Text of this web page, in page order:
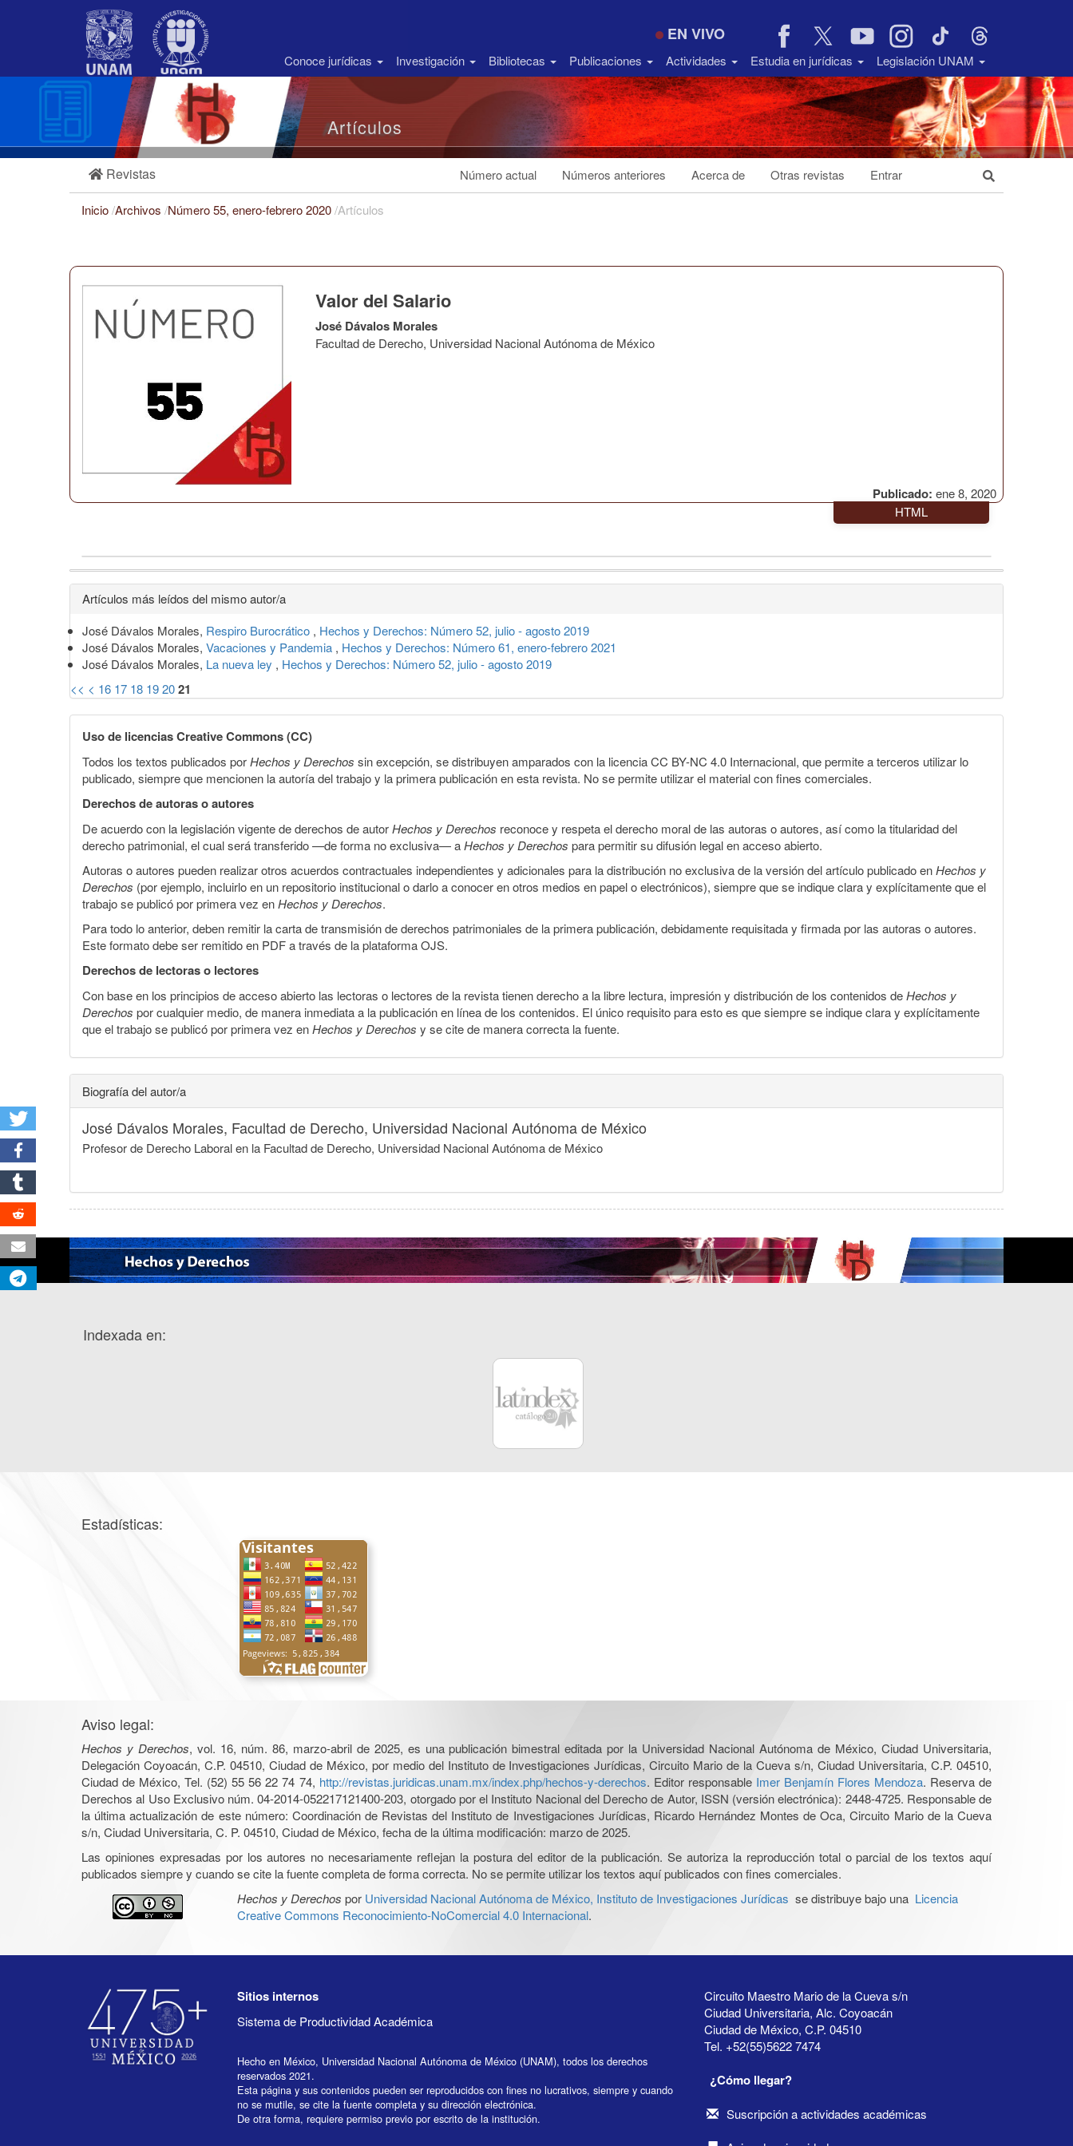
Barra
EN VIVO
Conoce jurídicas Investigación Bibliotecas Publicaciones Actividades Estudia en jurídicas Legislación UNAM
Artículos
Revistas Número actual Números anteriores Acerca de Otras revistas Entrar
Inicio/Archivos /Número 55, enero-febrero 2020/Artículos
Publicado: ene 8, 2020
Valor del Salario
José Dávalos Morales
Facultad de Derecho, Universidad Nacional Autónoma de México
HTML
Detalles
del
artículo
Artículos más leídos del mismo autor/a
José Dávalos Morales, Respiro Burocrático , Hechos y Derechos: Número 52, julio - agosto 2019
José Dávalos Morales, Vacaciones y Pandemia , Hechos y Derechos: Número 61, enero-febrero 2021
José Dávalos Morales, La nueva ley , Hechos y Derechos: Número 52, julio - agosto 2019
<< < 16 17 18 192021
Uso de licencias Creative Commons (CC)
Todos los textos publicados porHechos y Derechos sin excepción, se distribuyen amparados con la licencia CC BY-NC 4.0 Internacional, que permite a terceros utilizar lo
publicado, siempre que mencionen la autoría del trabajo y la primera publicación en esta revista. No se permite utilizar el material con fines comerciales.
Derechos de autoras o autores
De acuerdo con la legislación vigente de derechos de autorHechos y Derechos reconoce y respeta el derecho moral de las autoras o autores, así como la titularidad del
derecho patrimonial, el cual será transferido —de forma no exclusiva— aHechos y Derechos para permitir su difusión legal en acceso abierto.
Autoras o autores pueden realizar otros acuerdos contractuales independientes y adicionales para la distribución no exclusiva de la versión del artículo publicado enHechos y
Derechos (por ejemplo, incluirlo en un repositorio institucional o darlo a conocer en otros medios en papel o electrónicos), siempre que se indique clara y explícitamente que el
trabajo se publicó por primera vez enHechos y Derechos.
Para todo lo anterior, deben remitir la carta de transmisión de derechos patrimoniales de la primera publicación, debidamente requisitada y firmada por las autoras o autores.
Este formato debe ser remitido en PDF a través de la plataforma OJS.
Derechos de lectoras o lectores
Con base en los principios de acceso abierto las lectoras o lectores de la revista tienen derecho a la libre lectura, impresión y distribución de los contenidos deHechos y
Derechos por cualquier medio, de manera inmediata a la publicación en línea de los contenidos. El único requisito para esto es que siempre se indique clara y explícitamente
que el trabajo se publicó por primera vez enHechos y Derechos y se cite de manera correcta la fuente.
Biografía del autor/a
José Dávalos Morales, Facultad de Derecho, Universidad Nacional Autónoma de México
Profesor de Derecho Laboral en la Facultad de Derecho, Universidad Nacional Autónoma de México
Indexada en:
Estadísticas:
Aviso legal:
Hechos y Derechos, vol. 16, núm. 86, marzo-abril de 2025, es una publicación bimestral editada por la Universidad Nacional Autónoma de México, Ciudad Universitaria,
Delegación Coyoacán, C.P. 04510, Ciudad de México, por medio del Instituto de Investigaciones Jurídicas, Circuito Mario de la Cueva s/n, Ciudad Universitaria, C.P. 04510,
Ciudad de México, Tel. (52) 55 56 22 74 74, http://revistas.juridicas.unam.mx/index.php/hechos-y-derechos. Editor responsable Imer Benjamín Flores Mendoza. Reserva de
Derechos al Uso Exclusivo núm. 04-2014-052217121400-203, otorgado por el Instituto Nacional del Derecho de Autor, ISSN (versión electrónica): 2448-4725. Responsable de
la última actualización de este número: Coordinación de Revistas del Instituto de Investigaciones Jurídicas, Ricardo Hernández Montes de Oca, Circuito Mario de la Cueva
s/n, Ciudad Universitaria, C. P. 04510, Ciudad de México, fecha de la última modificación: marzo de 2025.
Las opiniones expresadas por los autores no necesariamente reflejan la postura del editor de la publicación. Se autoriza la reproducción total o parcial de los textos aquí
publicados siempre y cuando se cite la fuente completa de forma correcta. No se permite utilizar los textos aquí publicados con fines comerciales.
Hechos y Derechos por Universidad Nacional Autónoma de México, Instituto de Investigaciones Jurídicas se distribuye bajo una Licencia
Creative Commons Reconocimiento-NoComercial 4.0 Internacional.
Sitios internos
Sistema de Productividad Académica
Hecho en México, Universidad Nacional Autónoma de México (UNAM), todos los derechos
reservados 2021.
Esta página y sus contenidos pueden ser reproducidos con fines no lucrativos, siempre y cuando
no se mutile, se cite la fuente completa y su dirección electrónica.
De otra forma, requiere permiso previo por escrito de la institución.
Circuito Maestro Mario de la Cueva s/n
Ciudad Universitaria, Alc. Coyoacán
Ciudad de México, C.P. 04510
Tel. +52(55)5622 7474
¿Cómo llegar?
Suscripción a actividades académicas